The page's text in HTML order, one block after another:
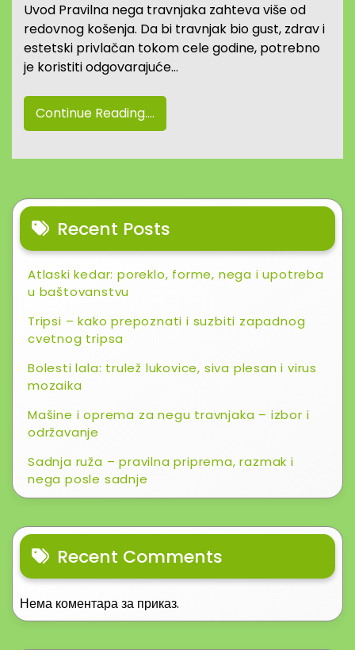
Uvod Pravilna nega travnjaka zahteva više od
redovnog košenja. Da bi travnjak bio gust, zdrav i
estetski privlačan tokom cele godine, potrebno
je koristiti odgovarajuće…
Continue Reading....
Recent Posts
Atlaski kedar: poreklo, forme, nega i upotreba
u baštovanstvu
Tripsi – kako prepoznati i suzbiti zapadnog
cvetnog tripsa
Bolesti lala: trulež lukovice, siva plesan i virus
mozaika
Mašine i oprema za negu travnjaka – izbor i
održavanje
Sadnja ruža – pravilna priprema, razmak i
nega posle sadnje
Recent Comments
Нема коментара за приказ.